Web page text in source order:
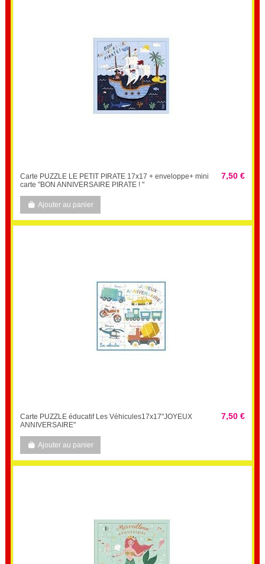
Carte PUZZLE LE PETIT PIRATE 17x17 + enveloppe+ mini
carte "BON ANNIVERSAIRE PIRATE ! "
7,50 €
Ajouter au panier
Carte PUZZLE éducatif Les Véhicules17x17"JOYEUX
ANNIVERSAIRE"
7,50 €
Ajouter au panier